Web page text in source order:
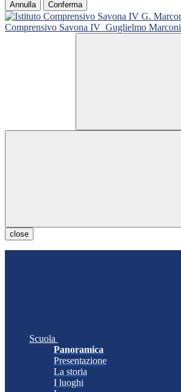
Annulla Conferma
Comprensivo Savona IV Guglielmo Marconi
close
Scuola
Panoramica
Presentazione
La storia
I luoghi